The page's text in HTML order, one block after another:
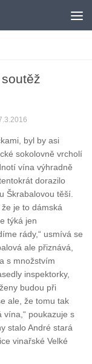
byl by asi
sokolovně vrcholí
vína výhradně
dorazilo
Škrabalovou těší.
je to dámská
týká jen
rády,“ usmívá se
ale přiznává,
s množstvím
inspektorky,
budou při
ale, že tomu tak
vína,“ poukazuje s
stalo André stará
vinařské Velké